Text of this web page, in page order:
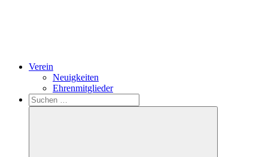
Verein
Neuigkeiten
Ehrenmitglieder
Search
Suchen
nach: